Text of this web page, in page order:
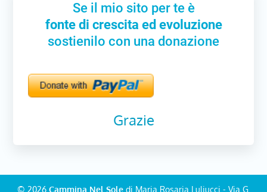
Se il mio sito per te è
fonte di crescita ed evoluzione
sostienilo con una donazione
Grazie
© 2026 Cammina Nel Soledi Maria Rosaria Luliucci - Via G.